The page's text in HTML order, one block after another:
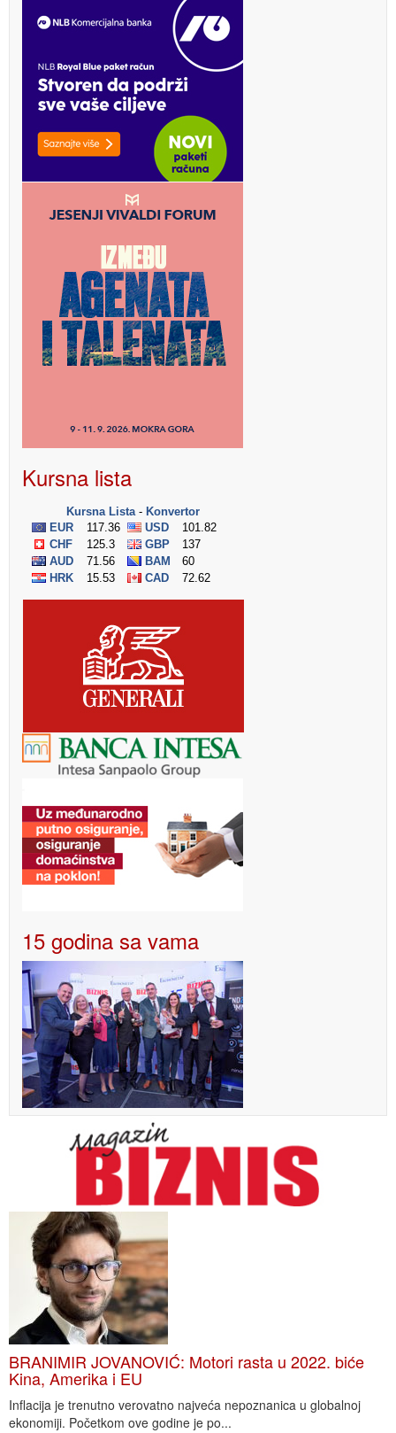
Kursna lista
15 godina sa vama
BRANIMIR JOVANOVIĆ: Motori rasta u 2022. biće
Kina, Amerika i EU
Inflacija je trenutno verovatno najveća nepoznanica u globalnoj
ekonomiji. Početkom ove godine je po...